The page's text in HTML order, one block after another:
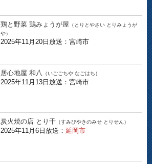
鶏と野菜 鶏みょうが屋 （とりとやさい とりみょうが
や）
2025年11月20日放送：宮崎市
居心地屋 和八 （いごごちや なごはち）
2025年11月13日放送：宮崎市
炭火焼の店 とり千 （すみびやきのみせ とりせん）
2025年11月6日放送： 延岡市